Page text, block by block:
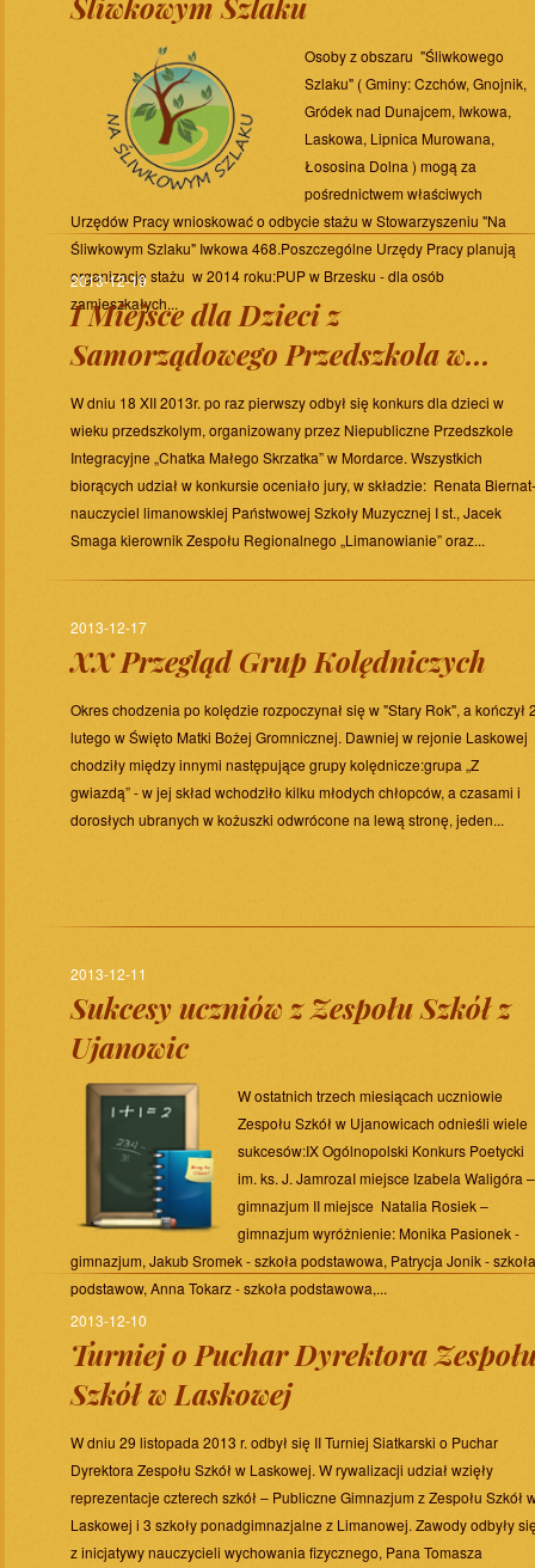
Osoby z obszaru "Śliwkowego
Szlaku" ( Gminy: Czchów, Gnojnik,
Gródek nad Dunajcem, Iwkowa,
Laskowa, Lipnica Murowana,
Łososina Dolna ) mogą za
pośrednictwem właściwych
Urzędów Pracy wnioskować o odbycie stażu w Stowarzyszeniu "Na
Śliwkowym Szlaku" Iwkowa 468.Poszczególne Urzędy Pracy planują
organizację stażu w 2014 roku:PUP w Brzesku - dla osób
zamieszkałych...
2013-12-19
I Miejsce dla Dzieci z
Samorządowego Przedszkola w...
W dniu 18 XII 2013r. po raz pierwszy odbył się konkurs dla dzieci w
wieku przedszkolym, organizowany przez Niepubliczne Przedszkole
Integracyjne „Chatka Małego Skrzatka” w Mordarce. Wszystkich
biorących udział w konkursie oceniało jury, w składzie: Renata Biernat-
nauczyciel limanowskiej Państwowej Szkoły Muzycznej I st., Jacek
Smaga kierownik Zespołu Regionalnego „Limanowianie” oraz...
2013-12-17
XX Przegląd Grup Kolędniczych
Okres chodzenia po kolędzie rozpoczynał się w "Stary Rok", a kończył
lutego w Święto Matki Bożej Gromnicznej. Dawniej w rejonie Laskowej
chodziły między innymi następujące grupy kolędnicze:grupa „Z
gwiazdą” - w jej skład wchodziło kilku młodych chłopców, a czasami i
dorosłych ubranych w kożuszki odwrócone na lewą stronę, jeden...
2013-12-11
Sukcesy uczniów z Zespołu Szkół z
Ujanowic
W ostatnich trzech miesiącach uczniowie
Zespołu Szkół w Ujanowicach odnieśli wiele
sukcesów:IX Ogólnopolski Konkurs Poetycki
im. ks. J. JamrozaI miejsce Izabela Waligóra –
gimnazjum II miejsce Natalia Rosiek –
gimnazjum wyróżnienie: Monika Pasionek -
gimnazjum, Jakub Sromek - szkoła podstawowa, Patrycja Jonik - szkoła
podstawow, Anna Tokarz - szkoła podstawowa,...
2013-12-10
Turniej o Puchar Dyrektora
Szkół w Laskowej
W dniu 29 listopada 2013 r. odbył się II Turniej Siatkarski o Puchar
Dyrektora Zespołu Szkół w Laskowej. W rywalizacji udział wzięły
reprezentacje czterech szkół – Publiczne Gimnazjum z Zespołu Szkół
Laskowej i 3 szkoły ponadgimnazjalne z Limanowej. Zawody odbyły
z inicjatywy nauczycieli wychowania fizycznego, Pana Tomasza